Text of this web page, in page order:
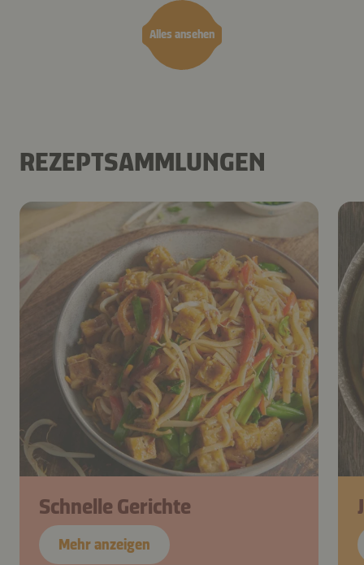
Alles ansehen
REZEPTSAMMLUNGEN
Schnelle Gerichte
Mehr anzeigen